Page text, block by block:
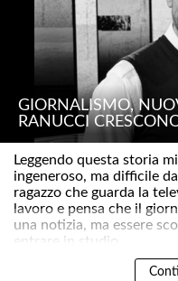
GIORNALISMO,
RANUCCI
Leggendo questa storia
ingeneroso, ma difficile
ragazzo che guarda la
lavoro e pensa che il
una notizia, ma essere
entrare in studio ..